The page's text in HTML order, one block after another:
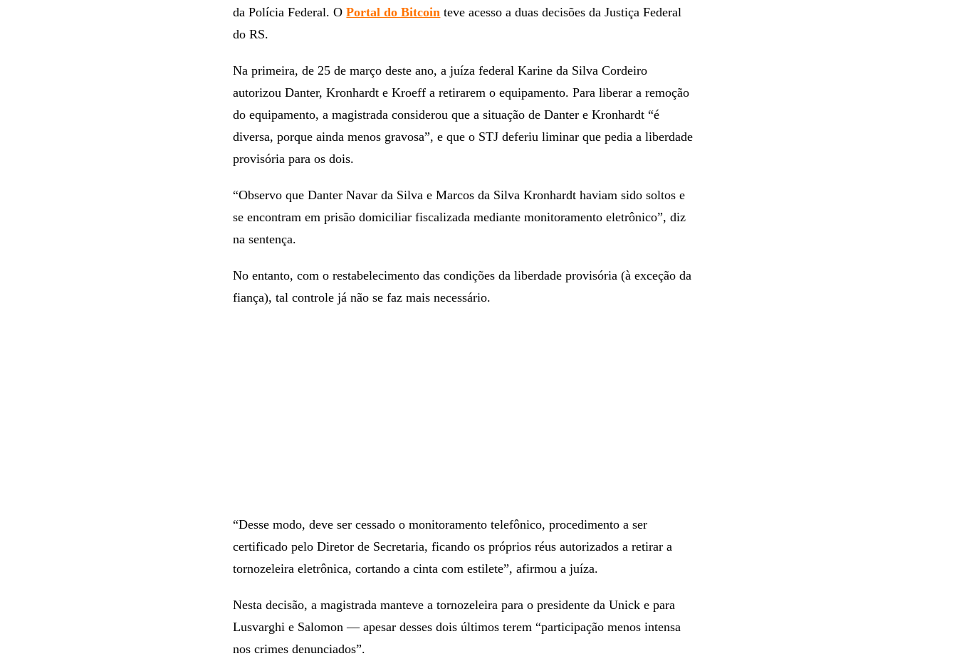
da Polícia Federal. OPortal do Bitcoin teve acesso a duas decisões da Justiça Federal
do RS.
Na primeira, de 25 de março deste ano, a juíza federal Karine da Silva Cordeiro
autorizou Danter, Kronhardt e Kroeff a retirarem o equipamento. Para liberar a remoção
do equipamento, a magistrada considerou que a situação de Danter e Kronhardt “é
diversa, porque ainda menos gravosa”, e que o STJ deferiu liminar que pedia a liberdade
provisória para os dois.
“Observo que Danter Navar da Silva e Marcos da Silva Kronhardt haviam sido soltos e
se encontram em prisão domiciliar fiscalizada mediante monitoramento eletrônico”, diz
na sentença.
No entanto, com o restabelecimento das condições da liberdade provisória (à exceção da
fiança), tal controle já não se faz mais necessário.
“Desse modo, deve ser cessado o monitoramento telefônico, procedimento a ser
certificado pelo Diretor de Secretaria, ficando os próprios réus autorizados a retirar a
tornozeleira eletrônica, cortando a cinta com estilete”, afirmou a juíza.
Nesta decisão, a magistrada manteve a tornozeleira para o presidente da Unick e para
Lusvarghi e Salomon — apesar desses dois últimos terem “participação menos intensa
nos crimes denunciados”.